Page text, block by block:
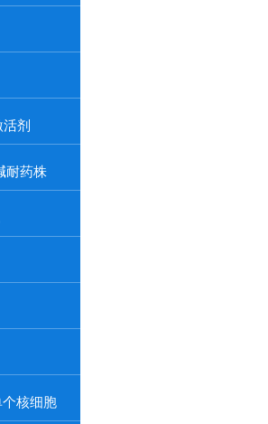
活剂
耐药株
个核细胞